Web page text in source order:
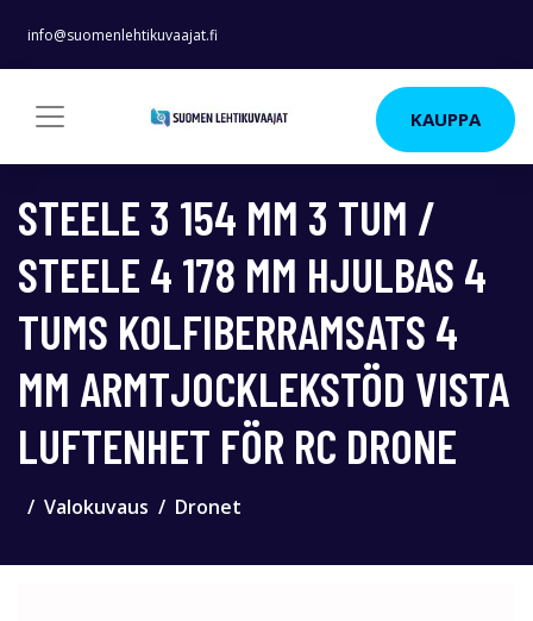
info@suomenlehtikuvaajat.fi
KAUPPA
STEELE 3 154 MM 3 TUM /
STEELE 4 178 MM HJULBAS 4
TUMS KOLFIBERRAMSATS 4
MM ARMTJOCKLEKSTÖD VISTA
LUFTENHET FÖR RC DRONE
Valokuvaus Dronet